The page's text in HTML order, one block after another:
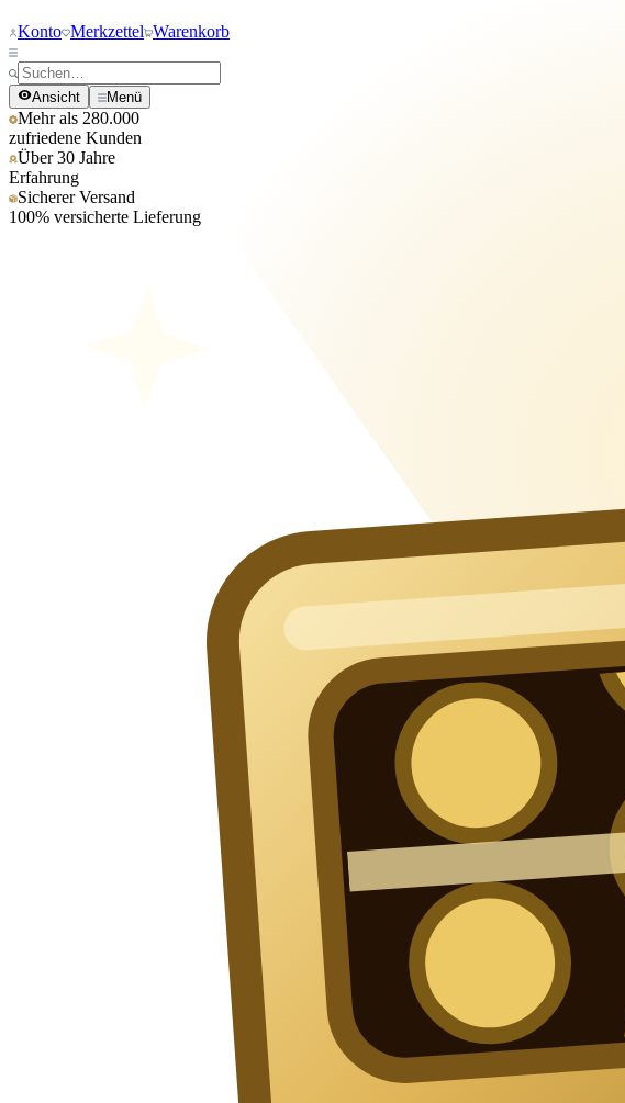
Konto Merkzettel Warenkorb
Ansicht Menü
Mehr als 280.000
zufriedene Kunden
Über 30 Jahre
Erfahrung
Sicherer Versand
100% versicherte Lieferung